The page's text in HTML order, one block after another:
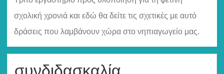
σχολική χρονιά και εδώ θα δείτε τις σχετικές με αυτό
δράσεις που λαμβάνουν χώρα στο νηπιαγωγείο μας.